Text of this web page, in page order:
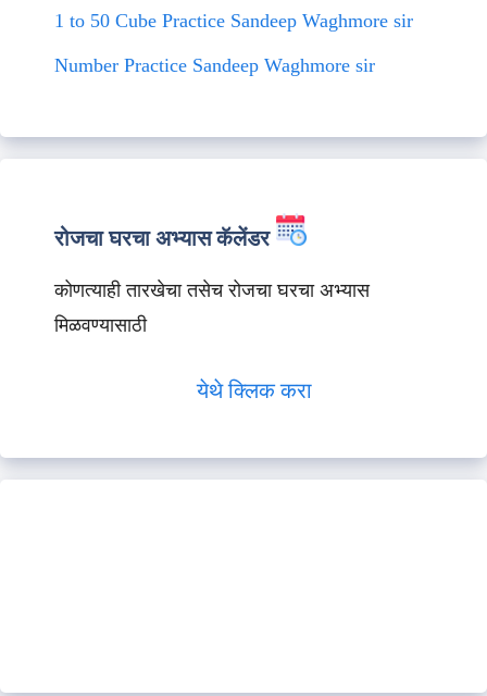
1 to 50 Cube Practice Sandeep Waghmore sir
Number Practice Sandeep Waghmore sir
रोजचा घरचा अभ्यास कॅलेंडर
कोणत्याही तारखेचा तसेच रोजचा घरचा अभ्यास
मिळवण्यासाठी
येथे क्लिक करा